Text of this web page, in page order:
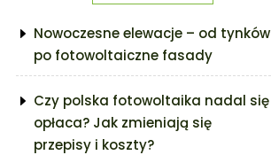
Nowoczesne elewacje – od tynków
po fotowoltaiczne fasady
Czy polska fotowoltaika nadal się
opłaca? Jak zmieniają się
przepisy i koszty?